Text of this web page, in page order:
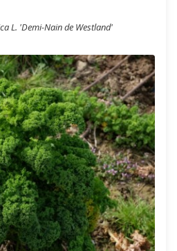
L. 'Demi-Nain de Westland'